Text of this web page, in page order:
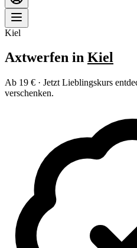
Kiel
Axtwerfen in Kiel
Ab 19 € · Jetzt Lieblingskurs
verschenken.